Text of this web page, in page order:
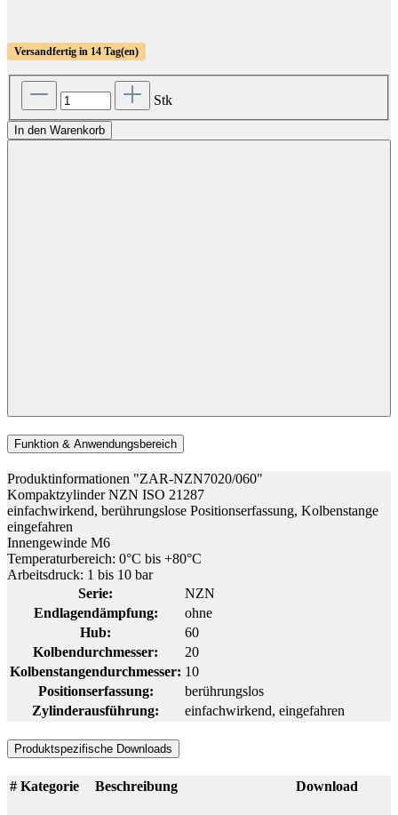
Versandfertig in 14 Tag(en)
Stk
In den Warenkorb
Funktion & Anwendungsbereich
Produktinformationen "ZAR-NZN7020/060"
Kompaktzylinder NZN ISO 21287
einfachwirkend, berührungslose Positionserfassung, Kolbenstange
eingefahren
Innengewinde M6
Temperaturbereich: 0°C bis +80°C
Arbeitsdruck: 1 bis 10 bar
Serie:
NZN
Endlagendämpfung:
ohne
Hub:
60
Kolbendurchmesser:
20
Kolbenstangendurchmesser: 10
Positionserfassung:
berührungslos
Zylinderausführung:
einfachwirkend, eingefahren
Produktspezifische Downloads
# Kategorie Beschreibung Download